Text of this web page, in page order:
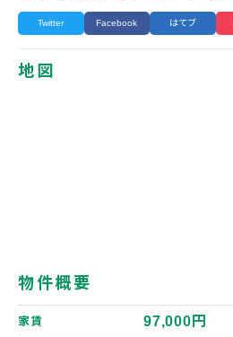
Twitter Facebook はてブ
地図
物件概要
家賃 97,000円